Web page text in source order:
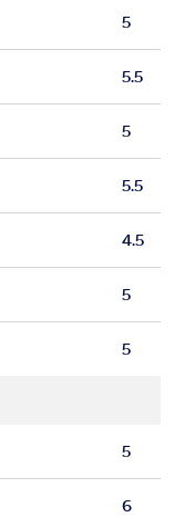
5
5.5
5
5.5
4.5
5
5
5
6